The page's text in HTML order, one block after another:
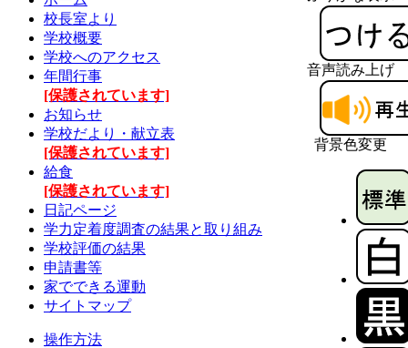
音声読み上げ
背景色変更
校長室より
学校概要
学校へのアクセス
年間行事
[保護されています]
お知らせ
学校だより・献立表
[保護されています]
給食
[保護されています]
日記ページ
学力定着度調査の結果と取り組み
学校評価の結果
申請書等
家でできる運動
サイトマップ
操作方法